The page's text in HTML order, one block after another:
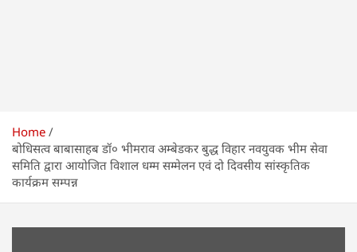
Home
बोधिसत्व बाबासाहब डॉ० भीमराव अम्बेडकर बुद्ध विहार नवयुवक भीम सेवा
समिति द्वारा आयोजित विशाल धम्म सम्मेलन एवं दो दिवसीय सांस्कृतिक
कार्यक्रम सम्पन्न